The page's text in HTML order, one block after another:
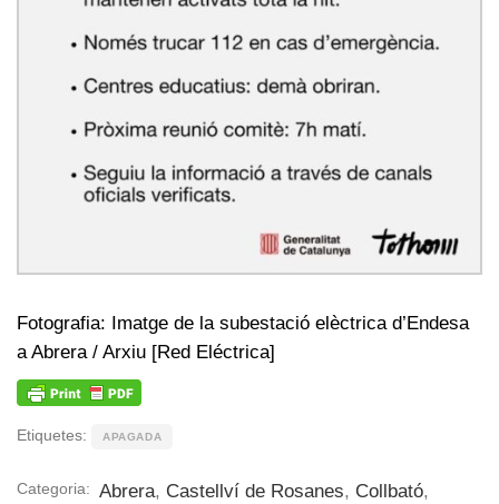
Fotografia: Imatge de la subestació elèctrica d’Endesa
a Abrera / Arxiu [Red Eléctrica]
Etiquetes: APAGADA
Categoria: Abrera, Castellví de Rosanes, Collbató,